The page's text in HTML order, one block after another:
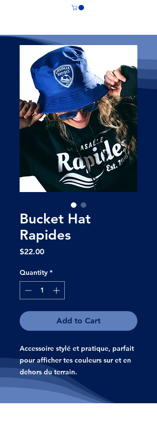
Bucket Hat
Rapides
$22.00Price
Quantity *
Add to Cart
Accessoire stylé et pratique, parfait
pour afficher tes couleurs sur et en
dehors du terrain.